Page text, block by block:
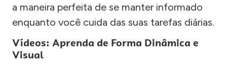
a maneira perfeita de se manter informado
enquanto você cuida das suas tarefas diárias.
Vídeos: Aprenda de Forma Dinâmica e
Visual